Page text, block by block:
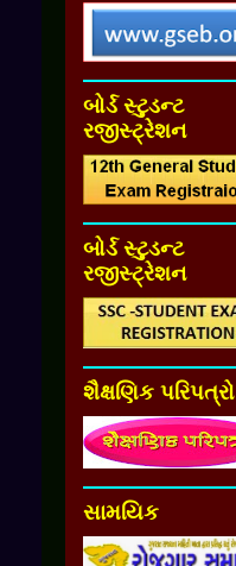
બોર્ડ સ્ટુડન્ટ
રજીસ્ટ્રેશન
બોર્ડ સ્ટુડન્ટ
રજીસ્ટ્રેશન
શૈક્ષણિક પરિપત્રો
સામયિક